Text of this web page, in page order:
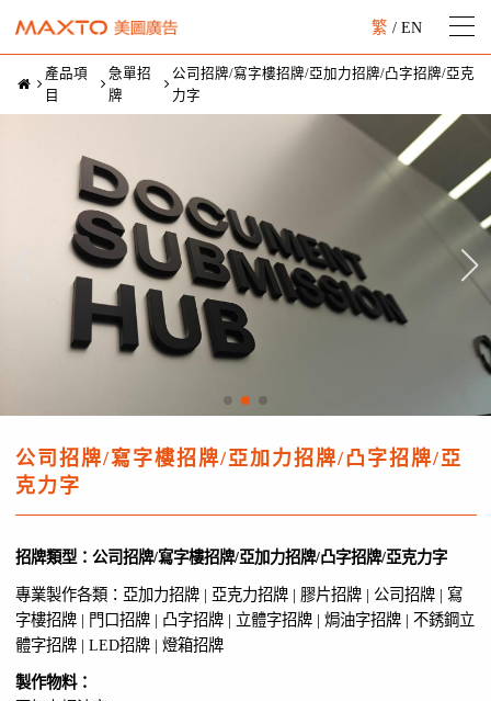
繁 / EN
產品項
目
急單招
牌
公司招牌/寫字樓招牌/亞加力招牌/凸字招牌/亞克
力字
公司招牌/寫字樓招牌/亞加力招牌/凸字招牌/亞
克力字
招牌類型：公司招牌/寫字樓招牌/亞加力招牌/凸字招牌/亞克力字
專業製作各類：亞加力招牌 | 亞克力招牌 | 膠片招牌 | 公司招牌 | 寫
字樓招牌 | 門口招牌 | 凸字招牌 | 立體字招牌 | 焗油字招牌 | 不銹鋼立
體字招牌 | LED招牌 | 燈箱招牌
製作物料：